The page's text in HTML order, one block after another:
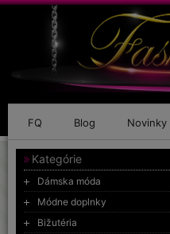
FQ Blog Novinky
Kategórie
Dámska móda
Módne doplnky
Bižutéria